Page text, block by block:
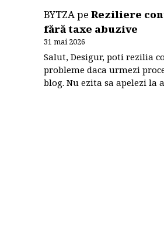
BYTZA peReziliere
fără taxe abuzive
31 mai 2026
Salut, Desigur, poti rezilia
probleme daca urmezi
blog. Nu ezita sa apelezi la